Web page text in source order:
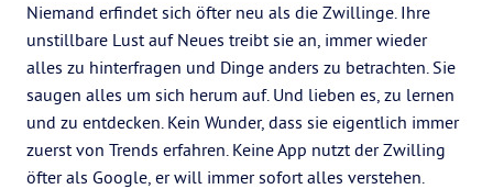
Niemand erfindet sich öfter neu als die Zwillinge. Ihre
unstillbare Lust auf Neues treibt sie an, immer wieder
alles zu hinterfragen und Dinge anders zu betrachten. Sie
saugen alles um sich herum auf. Und lieben es, zu lernen
und zu entdecken. Kein Wunder, dass sie eigentlich immer
zuerst von Trends erfahren. Keine App nutzt der Zwilling
öfter als Google, er will immer sofort alles verstehen.